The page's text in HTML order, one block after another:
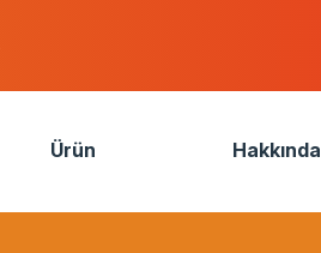
Ürün Hakkında